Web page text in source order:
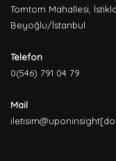
Tomtom Mahallesi,
Beyoğlu/İstanbul
Telefon
0(546) 791 04 79
Mail